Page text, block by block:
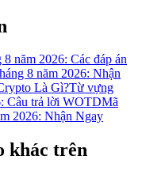
năm 2026: Các đáp án
8 năm 2026: Nhận
Là Gì?Từ vựng
Câu trả lời WOTDMã
2026: Nhận Ngay
khác trên